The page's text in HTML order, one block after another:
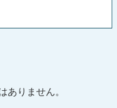
ありません。